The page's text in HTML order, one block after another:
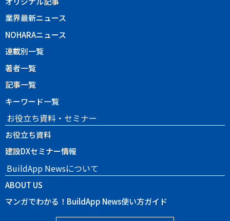
業界最新ニュース
NOHARAニュース
連載別一覧
著者一覧
記事一覧
キーワード一覧
お役立ち資料・セミナー
お役立ち資料
建設DXセミナー情報
BuildApp Newsについて
ABOUT US
マンガでわかる！BuildApp News使い方ガイド